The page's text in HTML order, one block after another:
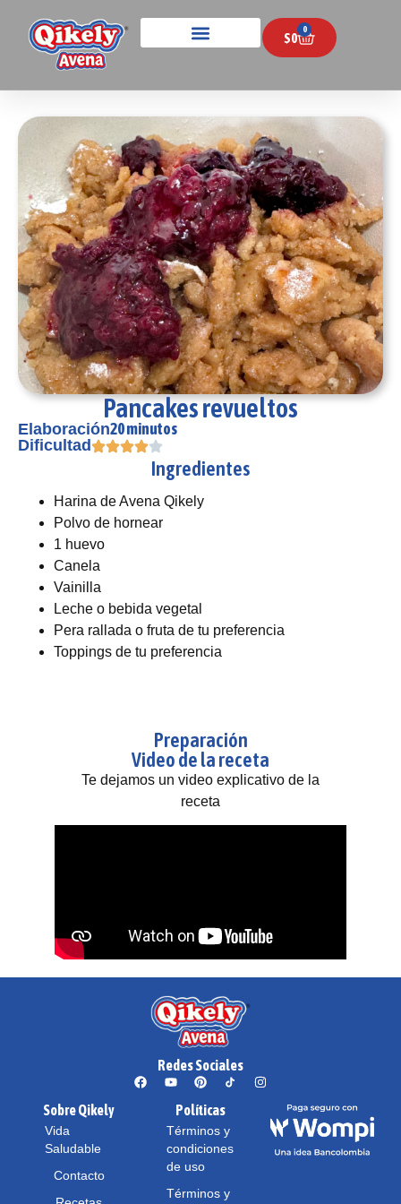
$0
0
Pancakes revueltos
Elaboración20 minutos
Dificultad
Ingredientes
Harina de Avena Qikely
Polvo de hornear
1 huevo
Canela
Vainilla
Leche o bebida vegetal
Pera rallada o fruta de tu preferencia
Toppings de tu preferencia
Preparación
Video de la receta
Te dejamos un video explicativo de la
receta
Redes Sociales
Sobre Qikely
Vida
Saludable
Contacto
Políticas
Términos y
condiciones
de uso
Términos y